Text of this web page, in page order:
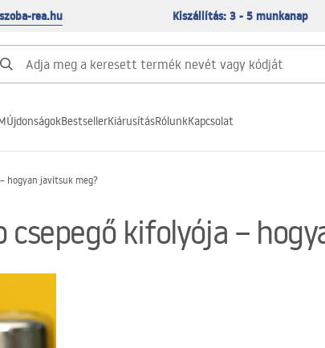
rea.hu Kiszállítás: 3 - 5 munkanap
ÚjdonságokBestsellerKiárusításRólunkKapcsolat
hogyan javítsuk meg?
csepegő kifolyója –